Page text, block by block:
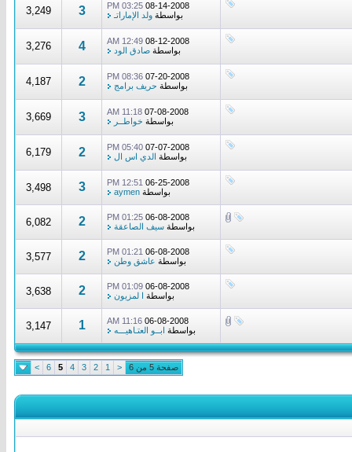
08-14-2008
03:25 PM
بواسطة ولد الإماراتـ 3
3,249
08-12-2008
12:49 AM
بواسطة صادق الود 4
3,276
07-20-2008
08:36 PM
بواسطة حريف برامج 2
4,187
07-08-2008
11:18 AM
بواسطة خواطــر 3
3,669
07-07-2008
05:40 PM
بواسطة الدي اس ال 2
6,179
06-25-2008
12:51 PM
بواسطة aymen
3
3,498
06-08-2008
01:25 PM
بواسطة سيف الصاعقة 2
6,082
06-08-2008
01:21 PM
بواسطة عاشق وطن 2
3,577
06-08-2008
01:09 PM
بواسطة ا لمزيون 2
3,638
06-08-2008
11:16 AM
بواسطة ابــو العتـاهيـــه 1
3,147
صفحة 5 من 6 <
1
2
3
4
5
6
>